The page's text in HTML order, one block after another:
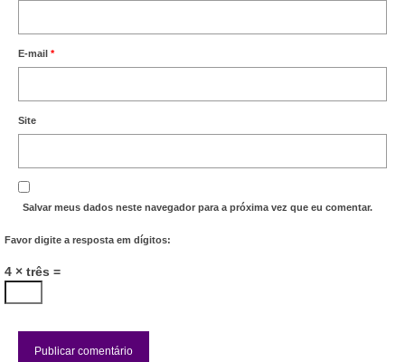
E-mail *
Site
Salvar meus dados neste navegador para a próxima vez que eu comentar.
Favor digite a resposta em dígitos:
4 × três =